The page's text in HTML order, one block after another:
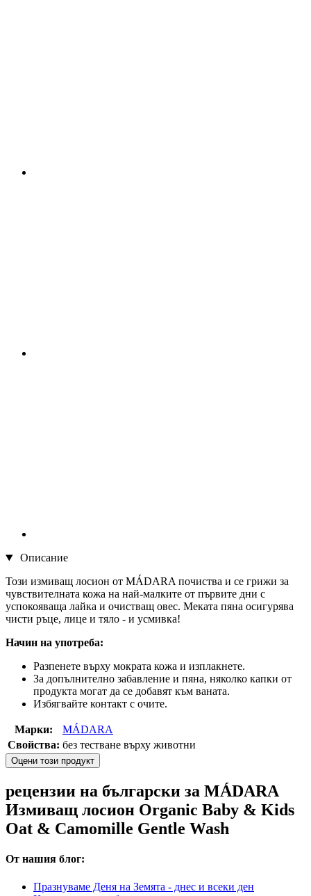
Описание
Този измиващ лосион от MÁDARA почиства и се грижи за
чувствителната кожа на най-малките от първите дни с
успокояваща лайка и очистващ овес. Меката пяна осигурява
чисти ръце, лице и тяло - и усмивка!
Начин на употреба:
Разпенете върху мократа кожа и изплакнете.
За допълнително забавление и пяна, няколко капки от
продукта могат да се добавят към ваната.
Избягвайте контакт с очите.
Марки:
MÁDARA
Свойства: без тестване върху животни
Оцени този продукт
рецензии на български за MÁDARA
Измиващ лосион Organic Baby & Kids
Oat & Camomille Gentle Wash
От нашия блог:
Празнуваме Деня на Земята - днес и всеки ден